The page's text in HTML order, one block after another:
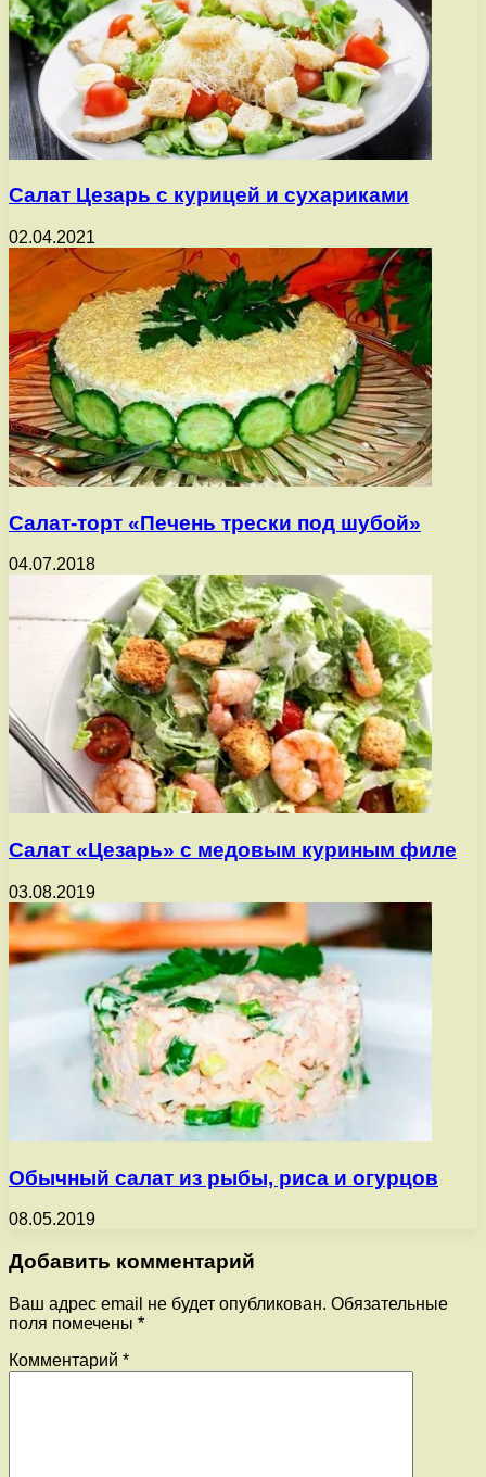
Салат Цезарь с курицей и сухариками
02.04.2021
Салат-торт «Печень трески под шубой»
04.07.2018
Салат «Цезарь» с медовым куриным филе
03.08.2019
Обычный салат из рыбы, риса и огурцов
08.05.2019
Добавить комментарий
Ваш адрес email не будет опубликован. Обязательные
поля помечены *
Комментарий *